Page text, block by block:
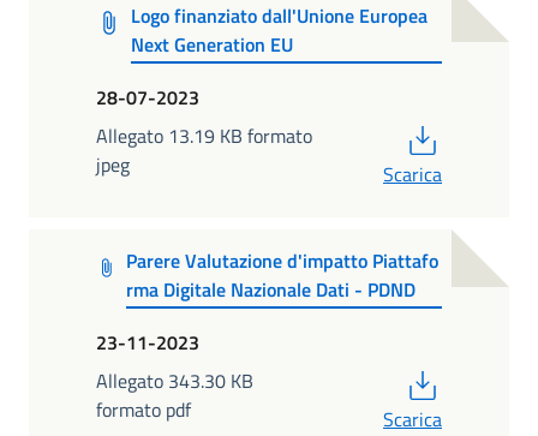
Logo finanziato dall'Unione Europea
Next Generation EU
28-07-2023
Allegato 13.19 KB formato
jpeg
Scarica
Parere Valutazione d'impatto Piattafo
rma Digitale Nazionale Dati - PDND
23-11-2023
Allegato 343.30 KB
formato pdf
Scarica